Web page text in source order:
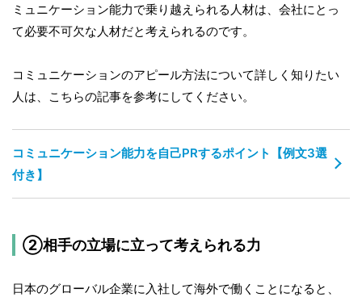
ミュニケーション能力で乗り越えられる人材は、会社にとっ
て必要不可欠な人材だと考えられるのです。
コミュニケーションのアピール方法について詳しく知りたい
人は、こちらの記事を参考にしてください。
コミュニケーション能力を自己PRするポイント【例文3選
付き】
②相手の立場に立って考えられる力
日本のグローバル企業に入社して海外で働くことになると、